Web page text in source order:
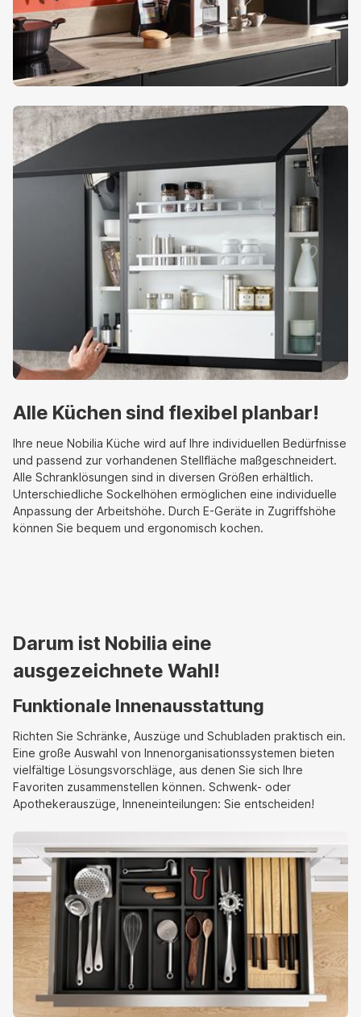
Alle Küchen sind flexibel planbar!
Ihre neue Nobilia Küche wird auf Ihre individuellen Bedürfnisse
und passend zur vorhandenen Stellfläche maßgeschneidert.
Alle Schranklösungen sind in diversen Größen erhältlich.
Unterschiedliche Sockelhöhen ermöglichen eine individuelle
Anpassung der Arbeitshöhe. Durch E-Geräte in Zugriffshöhe
können Sie bequem und ergonomisch kochen.
Darum ist Nobilia eine
ausgezeichnete Wahl!
Funktionale Innenausstattung
Richten Sie Schränke, Auszüge und Schubladen praktisch ein.
Eine große Auswahl von Innenorganisationssystemen bieten
vielfältige Lösungsvorschläge, aus denen Sie sich Ihre
Favoriten zusammenstellen können. Schwenk- oder
Apothekerauszüge, Inneneinteilungen: Sie entscheiden!